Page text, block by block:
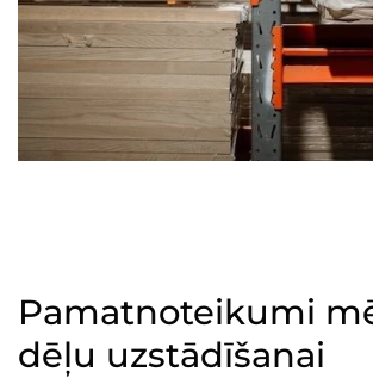
Pamatnoteikumi
dēļu uzstādīšanai